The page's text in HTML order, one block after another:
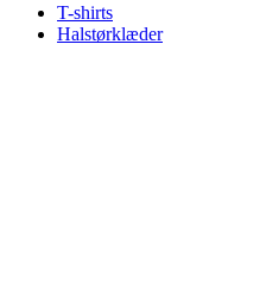
T-shirts
Halstørklæder